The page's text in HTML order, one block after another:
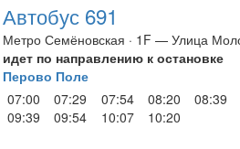
Автобус 691
Метро Семёновская · 1F — Улица
идет по направлению к остановке
Перово Поле
07:00
07:29 07:54 08:20 08:39
09:39
09:54 10:07 10:20